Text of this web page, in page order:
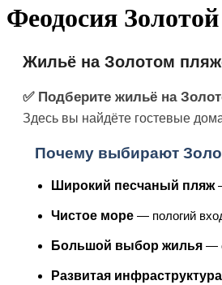
Феодосия
Жильё на Золотом
✅ Подберите жильё на
Здесь вы найдёте гостевые
Почему выбирают
Широкий песчаный пляж
Чистое море — пологий
Большой выбор жилья —
Развитая инфраструктура